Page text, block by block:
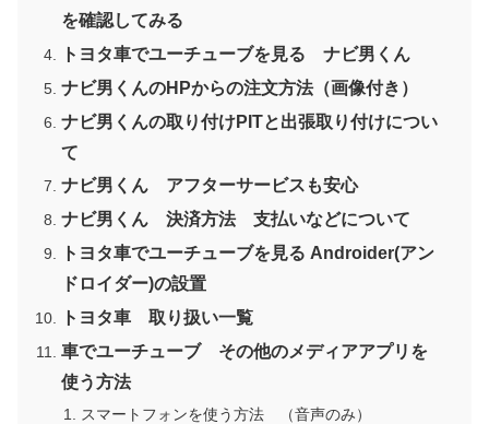
を確認してみる
トヨタ車でユーチューブを見る ナビ男くん
ナビ男くんのHPからの注文方法（画像付き）
ナビ男くんの取り付けPITと出張取り付けについ
て
ナビ男くん アフターサービスも安心
ナビ男くん 決済方法 支払いなどについて
トヨタ車でユーチューブを見る Androider(アン
ドロイダー)の設置
トヨタ車 取り扱い一覧
車でユーチューブ その他のメディアアプリを
使う方法
スマートフォンを使う方法 （音声のみ）